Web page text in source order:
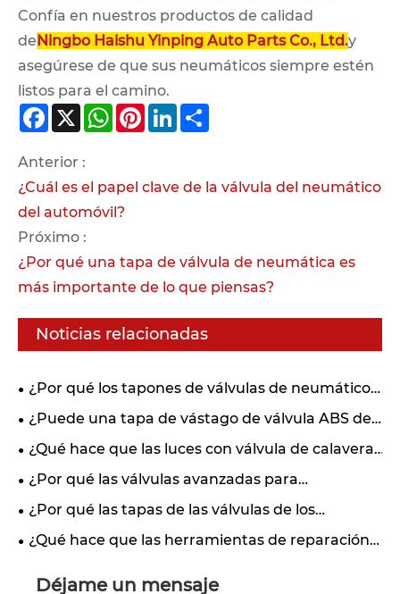
Confía en nuestros productos de calidad
deNingbo Haishu Yinping Auto Parts Co., Ltd.y
asegúrese de que sus neumáticos siempre estén
listos para el camino.
Facebook
X WhatsApp
PinterestLinkedIn
Anterior :
¿Cuál es el papel clave de la válvula del neumático
del automóvil?
Próximo :
¿Por qué una tapa de válvula de neumática es
más importante de lo que piensas?
Noticias relacionadas
¿Por qué los tapones de válvulas de neumáticos
reutilizables están ganando popularidad en el
mercado de repuestos para automóviles?
¿Puede una tapa de vástago de válvula ABS de
corona pequeña realmente proteger sus
neumáticos y realzar el estilo de su vehículo?
¿Qué hace que las luces con válvula de calavera
de piedras preciosas sean una opción única para
su vehículo?
¿Por qué las válvulas avanzadas para
neumáticos de automóviles se están convirtiendo
en un factor clave para una conducción más
segura y eficiente?
¿Por qué las tapas de las válvulas de los
neumáticos son cruciales para la seguridad y el
rendimiento de los vehículos?
¿Qué hace que las herramientas de reparación
automotriz?
Déjame un mensaje